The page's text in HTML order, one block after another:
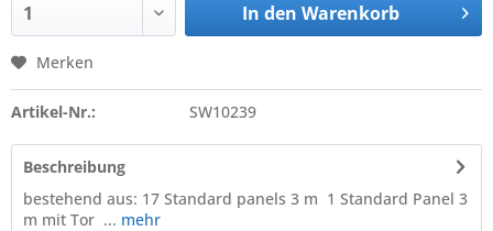
In den Warenkorb
Merken
Artikel-Nr.: SW10239
Beschreibung
bestehend aus: 17 Standard panels 3 m 1 Standard Panel 3
m mit Tor ... mehr